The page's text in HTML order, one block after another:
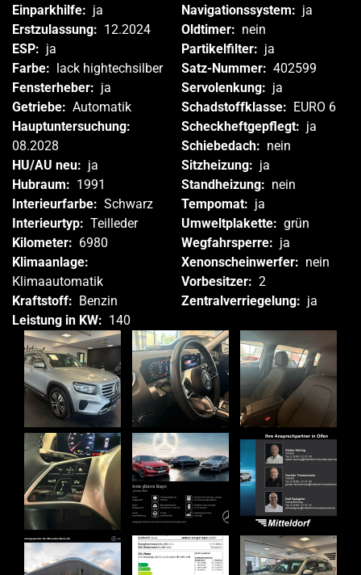
Einparkhilfe: ja
Erstzulassung: 12.2024
ESP: ja
Farbe:
lack hightechsilber
Fensterheber: ja
Getriebe: Automatik
Hauptuntersuchung:
08.2028
HU/AU neu: ja
Hubraum: 1991
Interieurfarbe: Schwarz
Interieurtyp: Teilleder
Kilometer: 6980
Klimaanlage:
Klimaautomatik
Kraftstoff: Benzin
Leistung in KW: 140
Navigationssystem: ja
Oldtimer: nein
Partikelfilter: ja
Satz-Nummer: 402599
Servolenkung: ja
Schadstoffklasse: EURO 6
Scheckheftgepflegt: ja
Schiebedach: nein
Sitzheizung: ja
Standheizung: nein
Tempomat: ja
Umweltplakette: grün
Wegfahrsperre: ja
Xenonscheinwerfer: nein
Vorbesitzer: 2
Zentralverriegelung: ja